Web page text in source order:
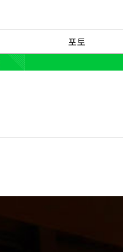
포토